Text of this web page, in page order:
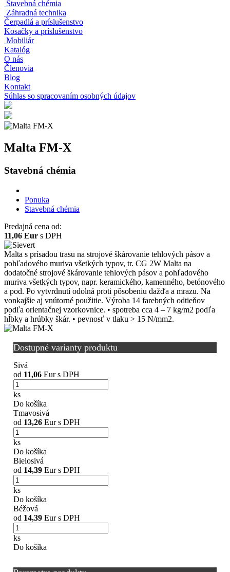
Stavebná chémia
Záhradná technika
Čerpadlá a príslušenstvo
Kosačky a príslušenstvo
Mobiliár
Katalóg
O nás
Členovia
Blog
Kontakt
Súhlas so spracovaním osobných údajov
Malta FM-X
Stavebná chémia
Ponuka
Stavebná chémia
Predajná cena od:
11,06 Eur s DPH
Malta s prísadou trasu na strojové škárovanie tehlových pásov a
pohľadového muriva všetkých typov, tr. CG 2W Malta na
dodatočné strojové škárovanie tehlových pásov a pohľadového
muriva všetkých typov, napr. keramického, kamenného, betónového
a pod. Po vytvrdnutí odolná proti pôsobeniu dažďa a mrazu. Na
vonkajšie aj vnútorné použitie. Výroba 14 farebných odtieňov
podľa orientačnej vzorkovnice. • spotreba cca 4 – 7 kg/m2 podľa
hĺbky a hrúbky škár. • pevnosť v tlaku > 15 N/mm2.
Dostupné varianty produktu
Sivá
od 11,06 Eur s DPH
ks
Do košíka
Tmavosivá
od 13,26 Eur s DPH
ks
Do košíka
Bielosivá
od 14,39 Eur s DPH
ks
Do košíka
Béžová
od 14,39 Eur s DPH
ks
Do košíka